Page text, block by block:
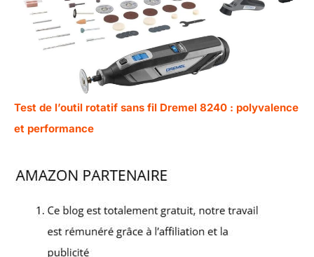
Test de l’outil rotatif sans fil Dremel 8240 : polyvalence
et performance